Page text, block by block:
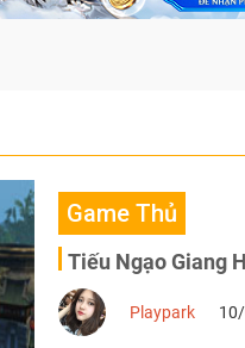
Game Thủ
Tiếu Ngạo Giang
Playpark